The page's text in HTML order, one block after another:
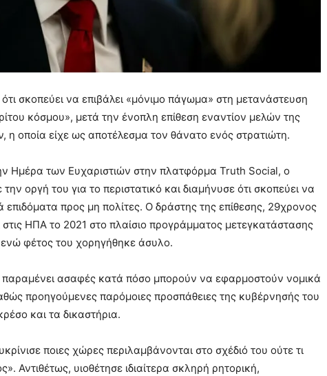
σκοπεύει να επιβάλει «μόνιμο πάγωμα» στη μετανάστευση
κόσμου», μετά την ένοπλη επίθεση εναντίον μελών της
οποία είχε ως αποτέλεσμα τον θάνατο ενός στρατιώτη.
Ημέρα των Ευχαριστιών στην πλατφόρμα Truth Social, ο
οργή του για το περιστατικό και διαμήνυσε ότι σκοπεύει να
επιδόματα προς μη πολίτες. Ο δράστης της επίθεσης, 29χρονος
ΗΠΑ το 2021 στο πλαίσιο προγράμματος μετεγκατάστασης
φέτος του χορηγήθηκε άσυλο.
παραμένει ασαφές κατά πόσο μπορούν να εφαρμοστούν νομικά
προηγούμενες παρόμοιες προσπάθειες της κυβέρνησής του
και τα δικαστήρια.
ποιες χώρες περιλαμβάνονται στο σχέδιό του ούτε τι
Αντιθέτως, υιοθέτησε ιδιαίτερα σκληρή ρητορική,